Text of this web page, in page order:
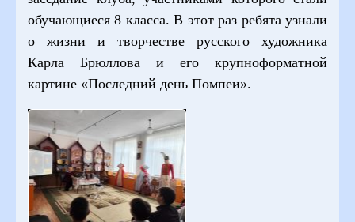
обучающиеся 8 класса. В этот раз ребята узнали
о жизни и творчестве русского художника
Карла Брюллова и его крупноформатной
картине «Последний день Помпеи».